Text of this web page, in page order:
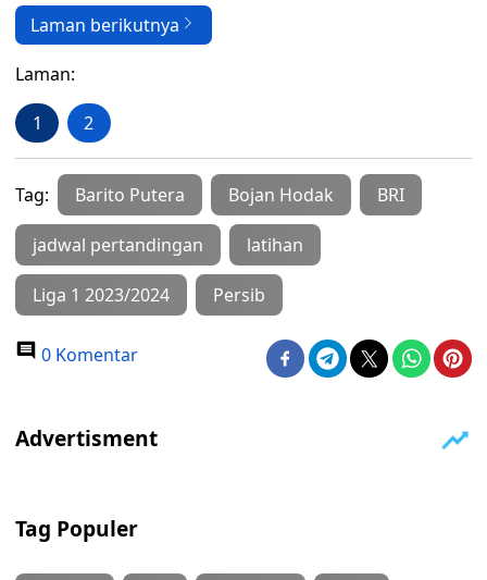
Laman berikutnya
Laman:
1 2
Tag: Barito Putera Bojan Hodak BRI
jadwal pertandingan latihan
Liga 1 2023/2024 Persib
0 Komentar
Tag Populer